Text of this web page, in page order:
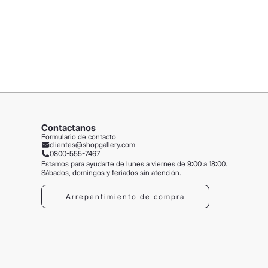
Contactanos
Formulario de contacto
clientes@shopgallery.com
0800-555-7467
Estamos para ayudarte de lunes a viernes de 9:00 a 18:00.
Sábados, domingos y feriados sin atención.
Arrepentimiento de compra